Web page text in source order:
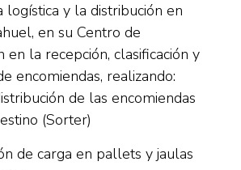
y la distribución en
en su Centro de
en la recepción, clasificación y
encomiendas, realizando:
de las encomiendas
(Sorter)
de carga en pallets y jaulas